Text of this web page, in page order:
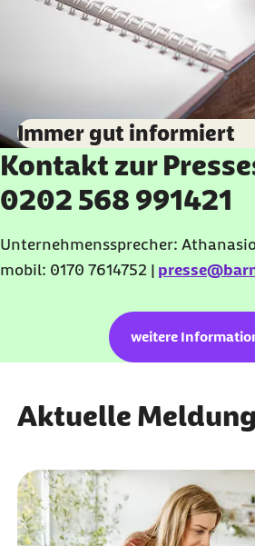
Immer gut informiert
Kontakt zur
0202 568 991421
Unternehmenssprecher:
mobil: 0170 7614752 |
weitere
Aktuelle